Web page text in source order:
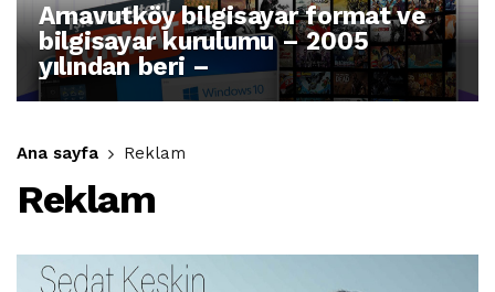
Arnavutköy bilgisayar format ve
bilgisayar kurulumu – 2005
yılından beri –
Ana sayfa Reklam
Reklam